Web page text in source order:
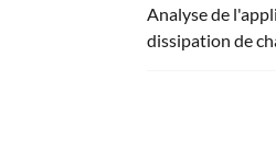
Analyse de
dissipation de